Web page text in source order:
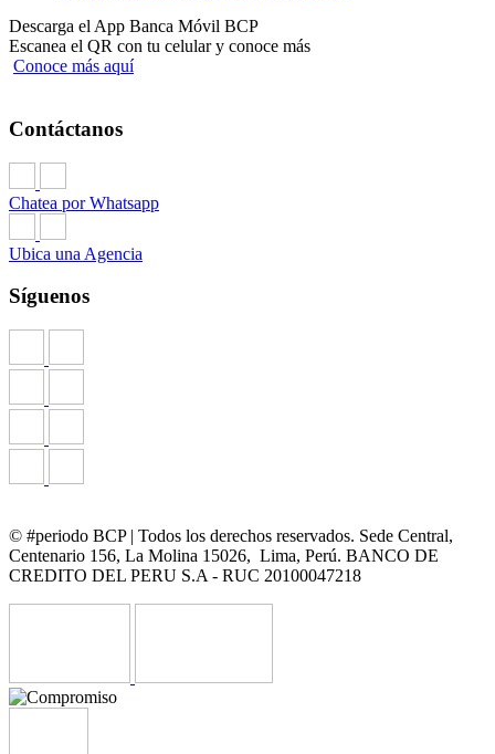
Descarga el App Banca Móvil BCP
Escanea el QR con tu celular y conoce más
Conoce más aquí
Contáctanos
Chatea por Whatsapp
Ubica una Agencia
Síguenos
© #periodo BCP | Todos los derechos reservados. Sede Central,
Centenario 156, La Molina 15026, Lima, Perú. BANCO DE
CREDITO DEL PERU S.A - RUC 20100047218